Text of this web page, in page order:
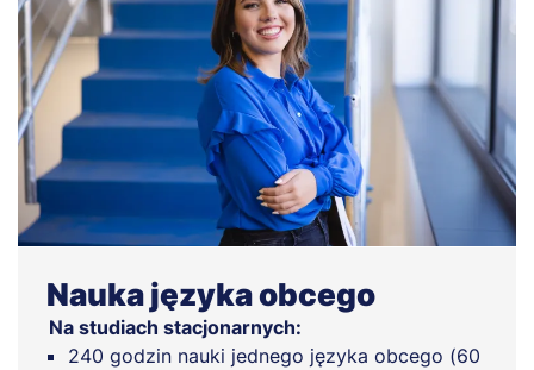
Nauka języka obcego
Na studiach stacjonarnych:
240 godzin nauki jednego języka obcego (60